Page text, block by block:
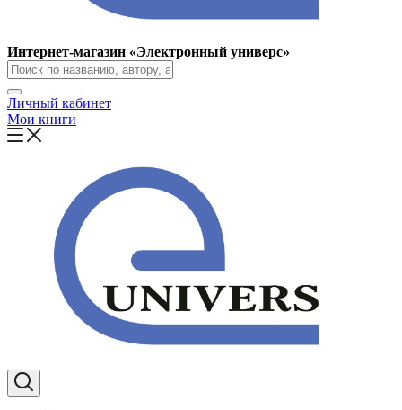
Интернет-магазин «Электронный универс»
Личный кабинет
Мои книги